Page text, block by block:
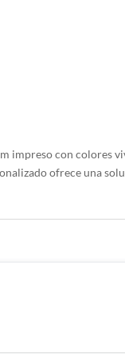
impreso con colores
ofrece una